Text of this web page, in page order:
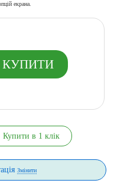
екрана.
Змінити